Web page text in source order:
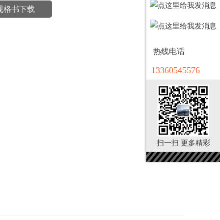
热线电话
13360545576
扫一扫 更多精彩
格书下载